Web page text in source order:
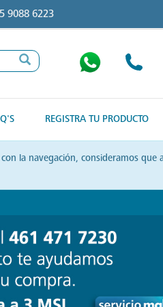
9088 6223
REGISTRA TU PRODUCTO
la navegación, consideramos que